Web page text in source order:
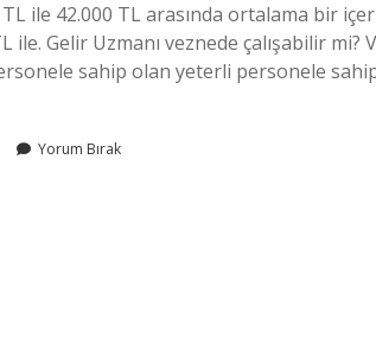
ile 42.000 TL arasında ortalama bir
ile. Gelir Uzmanı veznede çalışabilir
sahip olan yeterli personele
Yorum Bırak